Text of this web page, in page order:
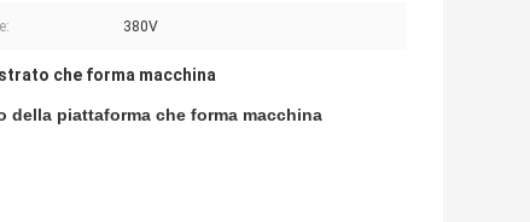
380V
che forma macchina
piattaforma che forma macchina